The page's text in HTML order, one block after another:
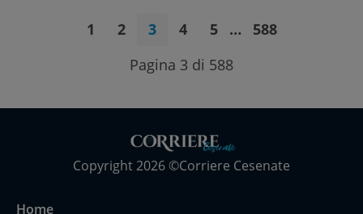
1 2 3 4 5 …
588
Pagina 3 di 588
Copyright 2026 ©Corriere Cesenate
Home